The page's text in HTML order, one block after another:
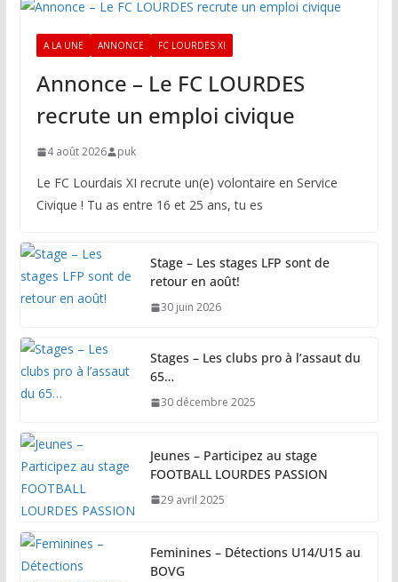
A LA UNE ANNONCE FC LOURDES XI
Annonce – Le FC LOURDES
recrute un emploi civique
4 août 2026 puk
Le FC Lourdais XI recrute un(e) volontaire en Service
Civique ! Tu as entre 16 et 25 ans, tu es
Stage – Les stages LFP sont de
retour en août!
30 juin 2026
Stages – Les clubs pro à l’assaut du
65…
30 décembre 2025
Jeunes – Participez au stage
FOOTBALL LOURDES PASSION
29 avril 2025
Feminines – Détections U14/U15 au
BOVG